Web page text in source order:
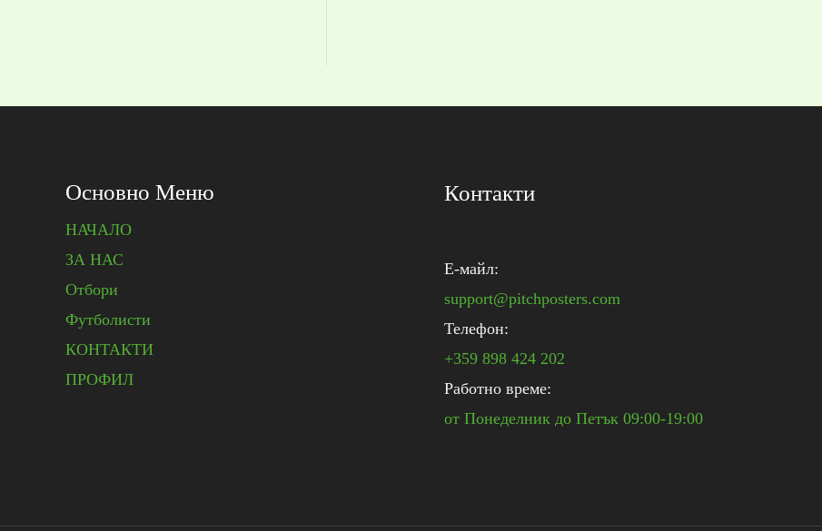
Основно Меню
НАЧАЛО
ЗА НАС
Отбори
Футболисти
КОНТАКТИ
ПРОФИЛ
Контакти
E-майл:
support@pitchposters.com
Телефон:
+359 898 424 202
Работно време:
от Понеделник до Петък 09:00-19:00